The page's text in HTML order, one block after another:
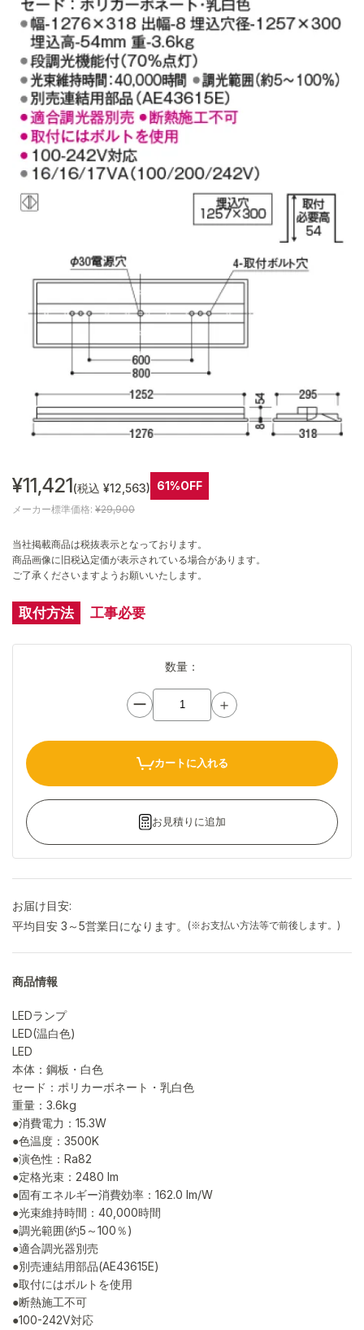
¥11,421(税込 ¥12,563) 61%OFF
メーカー標準価格: ¥29,900
当社掲載商品は税抜表示となっております。
商品画像に旧税込定価が表示されている場合があります。
ご了承くださいますようお願いいたします。
取付方法 工事必要
数量：
ー ＋
カートに入れる
お見積りに追加
お届け目安:
平均目安 3～5営業日になります。
(※お支払い方法等で前後します。)
商品情報
LEDランプ
LED(温白色)
LED
本体：鋼板・白色
セード：ポリカーボネート・乳白色
重量：3.6kg
●消費電力：15.3W
●色温度：3500K
●演色性：Ra82
●定格光束：2480 lm
●固有エネルギー消費効率：162.0 lm/W
●光束維持時間：40,000時間
●調光範囲(約5～100％)
●適合調光器別売
●別売連結用部品(AE43615E)
●取付にはボルトを使用
●断熱施工不可
●100-242V対応